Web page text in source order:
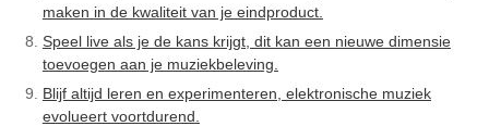
maken in de kwaliteit van je eindproduct.
Speel live als je de kans krijgt, dit kan een nieuwe dimensie
toevoegen aan je muziekbeleving.
Blijf altijd leren en experimenteren, elektronische muziek
evolueert voortdurend.